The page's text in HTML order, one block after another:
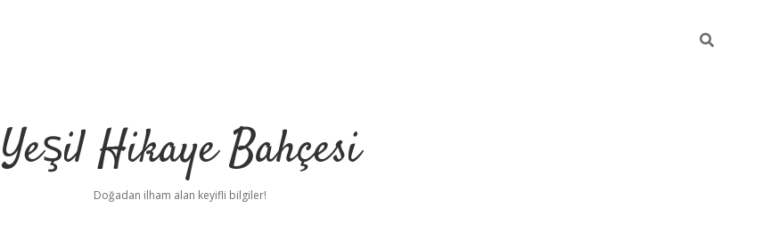
Yeşil Hikaye Bahçesi
Doğadan ilham alan keyifli bilgiler!